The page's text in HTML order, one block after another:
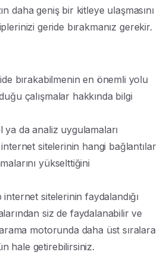
daha geniş bir kitleye ulaşmasını
geride bırakmanız gerekir.
bırakabilmenin en önemli yolu
çalışmalar hakkında bilgi
da analiz uygulamaları
sitelerinin hangi bağlantılar
yükselttiğini
sitelerinin faydalandığı
siz de faydalanabilir ve
motorunda daha üst sıralara
hale getirebilirsiniz.